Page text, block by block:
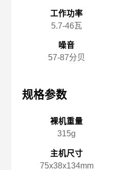
工作功率
5.7-46瓦
噪音
57-87分贝
规格参数
裸机重量
315g
主机尺寸
75x️38x️134mm